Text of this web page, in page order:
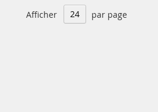
Afficher par page